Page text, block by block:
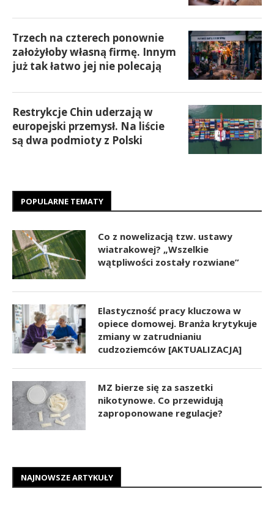
Trzech na czterech ponownie
założyłoby własną firmę. Innym
już tak łatwo jej nie polecają
Restrykcje Chin uderzają w
europejski przemysł. Na liście
są dwa podmioty z Polski
POPULARNE TEMATY
Co z nowelizacją tzw. ustawy
wiatrakowej? „Wszelkie
wątpliwości zostały rozwiane”
Elastyczność pracy kluczowa w
opiece domowej. Branża krytykuje
zmiany w zatrudnianiu
cudzoziemców [AKTUALIZACJA]
MZ bierze się za saszetki
nikotynowe. Co przewidują
zaproponowane regulacje?
NAJNOWSZE ARTYKUŁY